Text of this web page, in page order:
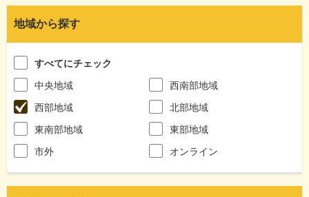
地域から探す
すべてにチェック
中央地域
西南部地域
西部地域
北部地域
東南部地域
東部地域
市外
オンライン